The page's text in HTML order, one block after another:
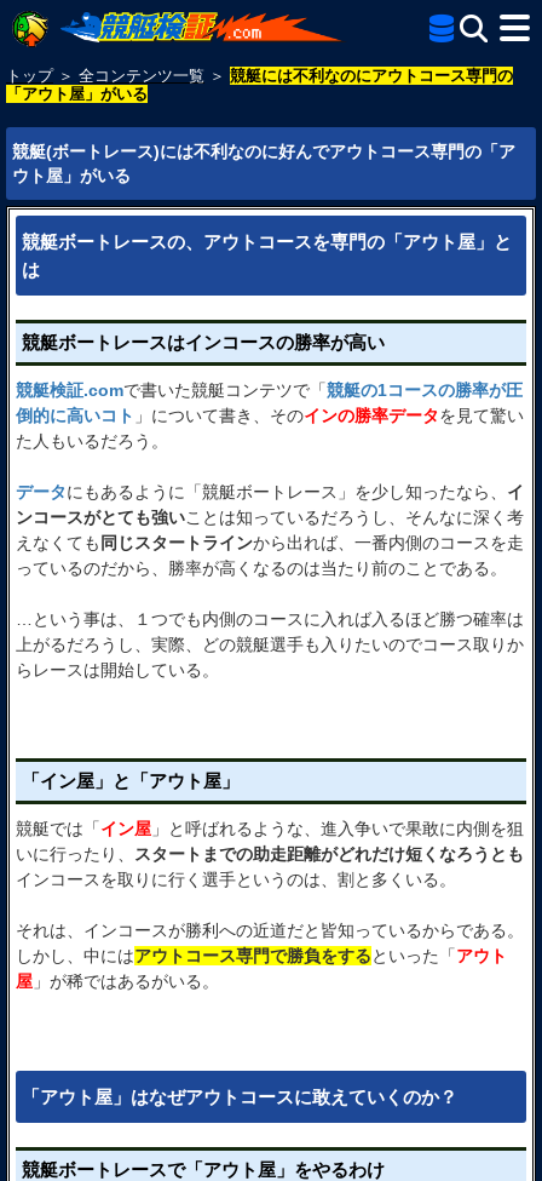
トップ ＞ 全コンテンツ一覧 ＞ 競艇には不利なのにアウトコース専門の
「アウト屋」がいる
競艇(ボートレース)には不利なのに好んでアウトコース専門の「ア
ウト屋」がいる
競艇ボートレースの、アウトコースを専門の「アウト屋」と
は
競艇ボートレースはインコースの勝率が高い
競艇検証.comで書いた競艇コンテツで「競艇の1コースの勝率が圧
倒的に高いコト 」について書き、そのインの勝率データを見て驚い
た人もいるだろう。
データにもあるように「競艇ボートレース」を少し知ったなら、 イ
ンコースがとても強いことは知っているだろうし、そんなに深く考
えなくても 同じスタートラインから出れば、一番内側のコースを走
っているのだから、勝率が高くなるのは当たり前のことである。
…という事は、１つでも内側のコースに入れば入るほど勝つ確率は
上がるだろうし、実際、どの競艇選手も入りたいのでコース取りか
らレースは開始している。
「イン屋」と「アウト屋」
競艇では「イン屋 」と呼ばれるような、進入争いで果敢に内側を狙
いに行ったり、
スタートまでの助走距離がどれだけ短くなろうとも
インコースを取りに行く選手というのは、割と多くいる。
それは、インコースが勝利への近道だと皆知っているからである。
しかし、中にはアウトコース専門で勝負をするといった「アウト
屋 」が稀ではあるがいる。
「アウト屋」はなぜアウトコースに敢えていくのか？
競艇ボートレースで「アウト屋」をやるわけ